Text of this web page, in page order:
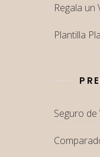
Regala un
Plantilla
Seguro de